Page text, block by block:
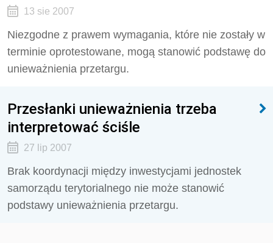
13 sie 2007
Niezgodne z prawem wymagania, które nie zostały w
terminie oprotestowane, mogą stanowić podstawę do
unieważnienia przetargu.
Przesłanki unieważnienia trzeba
interpretować ściśle
27 lip 2007
Brak koordynacji między inwestycjami jednostek
samorządu terytorialnego nie może stanowić
podstawy unieważnienia przetargu.